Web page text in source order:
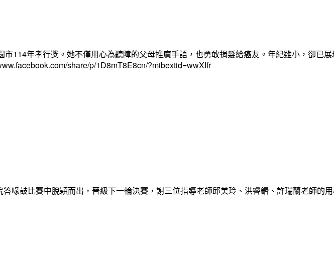
年孝行獎。她不僅用心為聽障的父母推廣手語，也勇敢捐髮給癌友。年紀雖小，卻已展
share/p/1D8mT8E8cn/?mibextid=wwXIfr
喙鼓比賽中脫穎而出，晉級下一輪決賽，謝三位指導老師邱美玲、洪睿鍲、許瑞蘭老師的